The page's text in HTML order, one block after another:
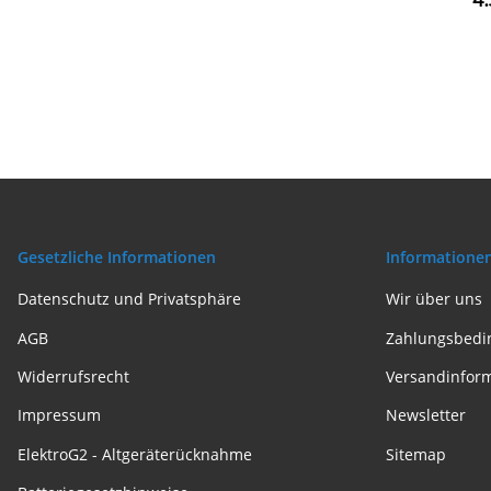
Gesetzliche Informationen
Datenschutz und Privatsphäre
AGB
Widerrufsrecht
Impressum
ElektroG2 - Altgeräterücknahme
Wir über uns
Newsletter
Sitemap